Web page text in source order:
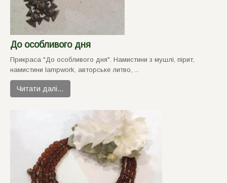
До особливого дня
Прикраса "До особливого дня". Намистини з мушлі, пiрит,
намистини lampwork, авторськe литво, ...
Читати далі…